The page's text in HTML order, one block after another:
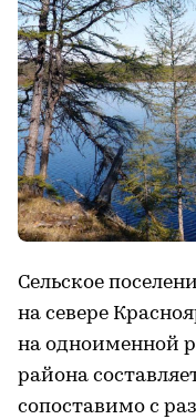
Сельское
на севере
на одноименной
района
сопоставимо с